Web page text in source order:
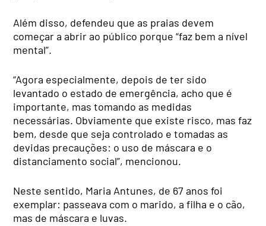
Além disso, defendeu que as praias devem
começar a abrir ao público porque “faz bem a nível
mental”.
“Agora especialmente, depois de ter sido
levantado o estado de emergência, acho que é
importante, mas tomando as medidas
necessárias. Obviamente que existe risco, mas faz
bem, desde que seja controlado e tomadas as
devidas precauções: o uso de máscara e o
distanciamento social”, mencionou.
Neste sentido, Maria Antunes, de 67 anos foi
exemplar: passeava com o marido, a filha e o cão,
mas de máscara e luvas.